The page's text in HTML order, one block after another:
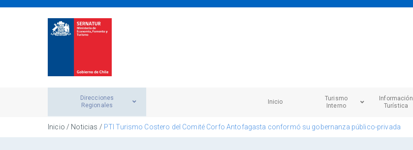
Direcciones
Regionales
Inicio
Turismo
Interno
Información
Turística
Inicio / Noticias / PTI Turismo Costero del Comité Corfo Antofagasta conformó su gobernanza público-privada